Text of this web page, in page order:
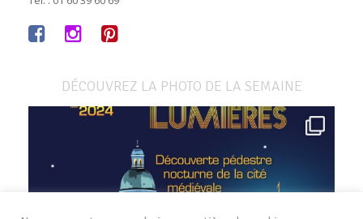
DÉCOUVREZ LA PHOTO DE LA SEMAINE